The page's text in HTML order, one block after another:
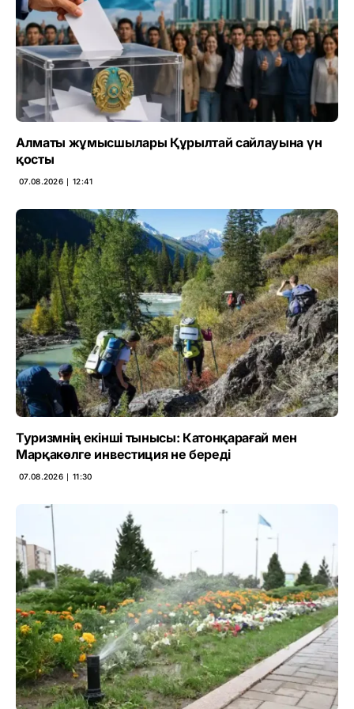
Алматы жұмысшылары Құрылтай сайлауына үн
қосты
07.08.2026 ∣ 12:41
Туризмнің екінші тынысы: Катонқарағай мен
Марқакөлге инвестиция не береді
07.08.2026 ∣ 11:30